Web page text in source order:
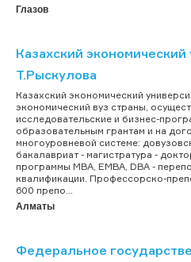
Глазов
Казахский
Т.Рыскулова
Казахский экономический
экономический вуз страны,
исследовательские и бизнес-
образовательным грантам и на
многоуровневой системе:
бакалавриат - магистратура -
программы МВА, EMBA, DBA -
квалификации. Профессорско-
600 препо...
Алматы
Федеральное